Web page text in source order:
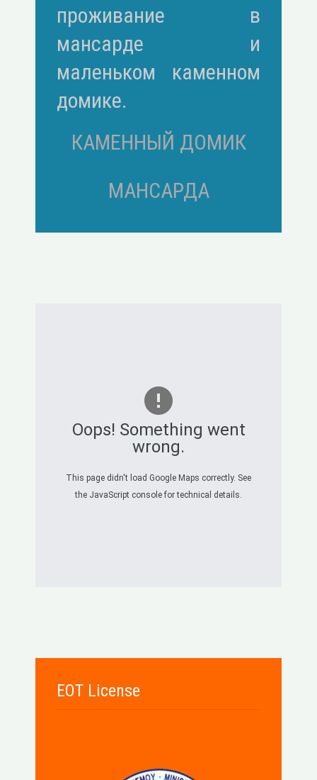
проживание в
мансарде и
маленьком каменном
домике.
КАМЕННЫЙ ДОМИК
МАНСАРДА
Oops! Something went
wrong.
This page didn't load Google Maps correctly. See
the JavaScript console for technical details.
EOT License